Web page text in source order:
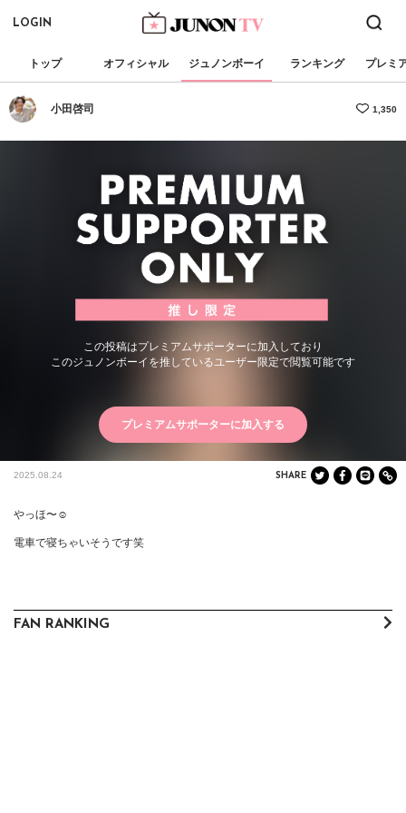
LOGIN
トップ オフィシャル ジュノンボーイ ランキング プレミ
小田啓司 1,350
この投稿はプレミアムサポーターに加入しており
このジュノンボーイを推しているユーザー限定で閲覧可能です
プレミアムサポーターに加入する
2025.08.24 SHARE
やっほ〜☺️
電車で寝ちゃいそうです笑
FAN RANKING